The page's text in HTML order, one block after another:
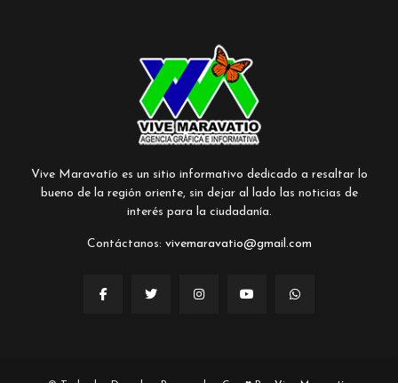
Vive Maravatío es un sitio informativo dedicado a resaltar lo
bueno de la región oriente, sin dejar al lado las noticias de
interés para la ciudadanía.
Contáctanos: vivemaravatio@gmail.com